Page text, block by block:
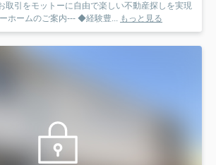
取引をモットーに自由で楽しい不動産探しを実現
ホームのご案内--- ◆経験豊... もっと見る